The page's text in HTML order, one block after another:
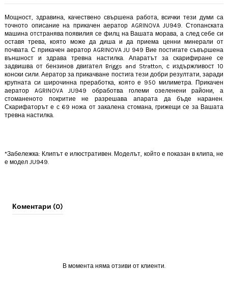
Мощност, здравина, качествено свършена работа, всички тези думи са
точното описание на прикачен аератор AGRINOVA JU949. Стопанската
машина отстранява появилия се филц на Вашата морава, а след себе си
оставя трева, която може да диша и да приема ценни минерали от
почвата. С прикачен аераторAGRINOVA JU 949 Вие постигате съвършена
външност и здрава тревна настилка. Апаратът за скарифиране се
задвишва от бензинов двигател Briggs and Stratton, с издържливост 10
конски сили. Аератор за прикачване постига тези добри резултати, заради
крупната си широчинна преработка, която е 950 милиметра. Прикачен
аератор AGRINOVA JU949 обработва големи озеленени райони, а
стоманеното покритие не разрешава апарата да бъде наранен.
Скарифаторът е с 69 ножа от закалена стомана, грижещи се за Вашата
тревна настилка.
*Забележка: Клипът е илюстративен. Моделът, който е показан в клипа, не
е модел JU949.
Коментари (0)
В момента няма отзиви от клиенти.